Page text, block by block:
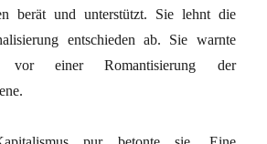
berät und unterstützt. Sie lehnt die
entschieden ab. Sie warnte
vor einer Romantisierung der